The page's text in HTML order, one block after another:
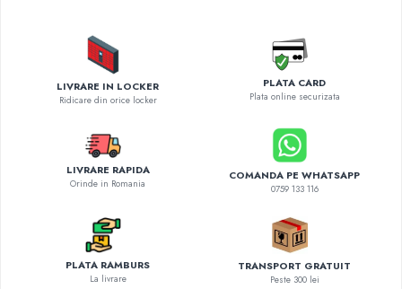
Incarcator masina electrica
Aparate de spalat cu presiune
CompresoareLIVRARE IN LOCKER
Ridicare din orice locker
PLATA CARD
Plata online securizata
LIVRARE RAPIDA
Orinde in Romania
COMANDA PE WHATSAPP
0759 133 116
PLATA RAMBURS
La livrare
TRANSPORT GRATUIT
Peste 300 lei